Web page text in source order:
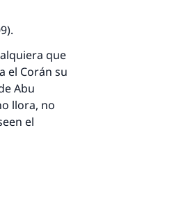
que
el Corán su
Abu
llora, no
el